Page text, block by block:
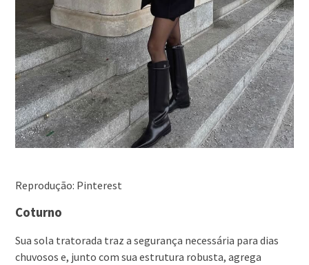
Reprodução: Pinterest
Coturno
Sua sola tratorada traz a segurança necessária para dias
chuvosos e, junto com sua estrutura robusta, agrega